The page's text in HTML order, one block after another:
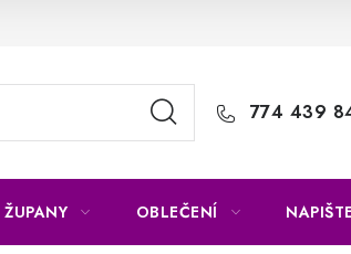
774 439
ŽUPANY OBLEČENÍ